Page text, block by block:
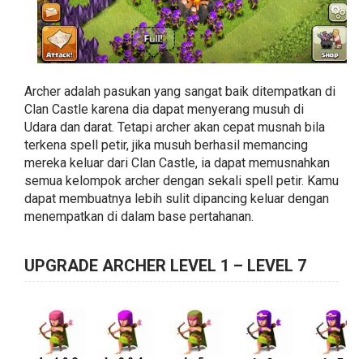
Archer adalah pasukan yang sangat baik ditempatkan di
Clan Castle karena dia dapat menyerang musuh di
Udara dan darat. Tetapi archer akan cepat musnah bila
terkena spell petir, jika musuh berhasil memancing
mereka keluar dari Clan Castle, ia dapat memusnahkan
semua kelompok archer dengan sekali spell petir. Kamu
dapat membuatnya lebih sulit dipancing keluar dengan
menempatkan di dalam base pertahanan.
UPGRADE ARCHER LEVEL 1 – LEVEL 7